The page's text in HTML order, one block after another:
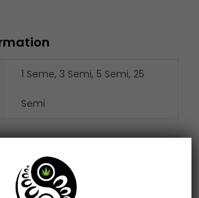
1 Seme, 3 Semi, 5 Semi, 25
Semi